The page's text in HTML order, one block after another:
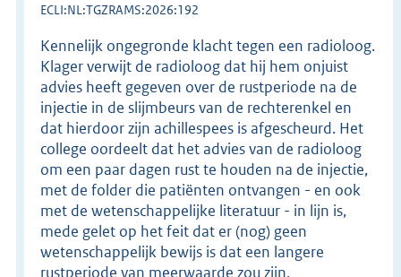
ECLI:NL:TGZRAMS:2026:192
Kennelijk ongegronde klacht tegen een radioloog.
Klager verwijt de radioloog dat hij hem onjuist
advies heeft gegeven over de rustperiode na de
injectie in de slijmbeurs van de rechterenkel en
dat hierdoor zijn achillespees is afgescheurd. Het
college oordeelt dat het advies van de radioloog
om een paar dagen rust te houden na de injectie,
met de folder die patiënten ontvangen - en ook
met de wetenschappelijke literatuur - in lijn is,
mede gelet op het feit dat er (nog) geen
wetenschappelijk bewijs is dat een langere
rustperiode van meerwaarde zou zijn.